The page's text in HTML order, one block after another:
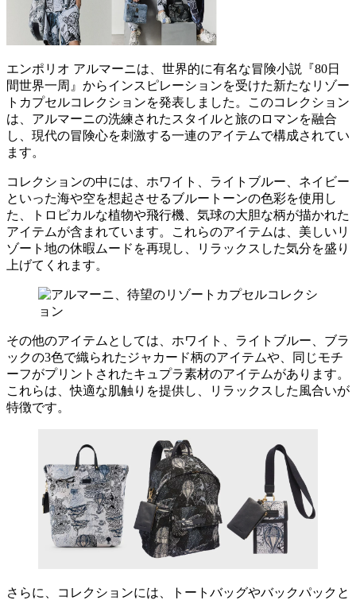
エンポリオ アルマーニは、世界的に有名な冒険小説『80日
間世界一周』からインスピレーションを受けた新たなリゾー
トカプセルコレクションを発表しました。このコレクション
は、アルマーニの洗練されたスタイルと旅のロマンを融合
し、現代の冒険心を刺激する一連のアイテムで構成されてい
ます。
コレクションの中には、ホワイト、ライトブルー、ネイビー
といった海や空を想起させるブルートーンの色彩を使用し
た、トロピカルな植物や飛行機、気球の大胆な柄が描かれた
アイテムが含まれています。これらのアイテムは、美しいリ
ゾート地の休暇ムードを再現し、リラックスした気分を盛り
上げてくれます。
その他のアイテムとしては、ホワイト、ライトブルー、ブラ
ックの3色で織られたジャカード柄のアイテムや、同じモチ
ーフがプリントされたキュプラ素材のアイテムがあります。
これらは、快適な肌触りを提供し、リラックスした風合いが
特徴です。
さらに、コレクションには、トートバッグやバックパックと